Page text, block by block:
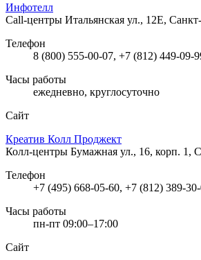
Инфотелл
Call-центры Итальянская ул., 12Е,
Телефон
8 (800) 555-00-07, +7 (812) 449-09-
Часы работы
ежедневно, круглосуточно
Сайт
Креатив Колл Проджект
Колл-центры Бумажная ул., 16, корп. 1,
Телефон
+7 (495) 668-05-60, +7 (812) 389-
Часы работы
пн-пт 09:00–17:00
Сайт